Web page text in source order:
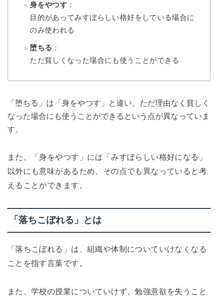
身をやつす ：
目的があってみすぼらしい格好をしている場合に
のみ使われる
堕ちる ：
ただ貧しくなった場合にも使うことができる
「堕ちる」は「身をやつす」と違い、ただ理由なく貧しく
なった場合にも使うことができるという点が異なっていま
す。
また、「身をやつす」には「みすぼらしい格好になる」
以外にも意味があるため、その点でも異なっていると考
えることができます。
「落ちこぼれる」とは
「落ちこぼれる」は、組織や体制についていけなくなる
ことを指す言葉です。
また、学校の授業についていけず、勉強意欲を失うこと